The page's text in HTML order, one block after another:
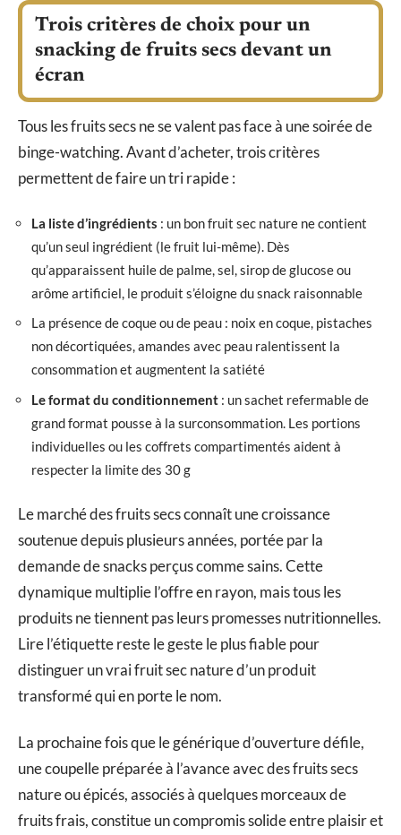
Trois critères de choix pour un
snacking de fruits secs devant un
écran
Tous les fruits secs ne se valent pas face à une soirée de
binge-watching. Avant d’acheter, trois critères
permettent de faire un tri rapide :
La liste d’ingrédients : un bon fruit sec nature ne contient
qu’un seul ingrédient (le fruit lui-même). Dès
qu’apparaissent huile de palme, sel, sirop de glucose ou
arôme artificiel, le produit s’éloigne du snack raisonnable
La présence de coque ou de peau : noix en coque, pistaches
non décortiquées, amandes avec peau ralentissent la
consommation et augmentent la satiété
Le format du conditionnement : un sachet refermable de
grand format pousse à la surconsommation. Les portions
individuelles ou les coffrets compartimentés aident à
respecter la limite des 30 g
Le marché des fruits secs connaît une croissance
soutenue depuis plusieurs années, portée par la
demande de snacks perçus comme sains. Cette
dynamique multiplie l’offre en rayon, mais tous les
produits ne tiennent pas leurs promesses nutritionnelles.
Lire l’étiquette reste le geste le plus fiable pour
distinguer un vrai fruit sec nature d’un produit
transformé qui en porte le nom.
La prochaine fois que le générique d’ouverture défile,
une coupelle préparée à l’avance avec des fruits secs
nature ou épicés, associés à quelques morceaux de
fruits frais, constitue un compromis solide entre plaisir et